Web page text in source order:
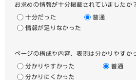
お求めの情報が十分掲載されていましたか？
十分だった
普通
情報が足りなかった
ページの構成や内容、表現は分かりやすか
分かりやすかった
普通
分かりにくかった